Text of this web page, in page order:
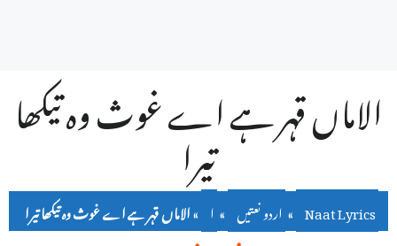
الاماں قہر ہے اے غوث وہ تیکھا
تیرا
Naat Lyrics
»اردو نعتیں »ا »الاماں قہر ہے اے غوث وہ تیکھا تیرا